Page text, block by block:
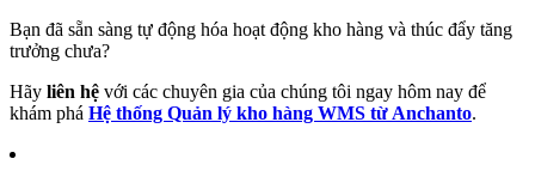
Bạn đã sẵn sàng tự động hóa hoạt động kho hàng và thúc đẩy tăng
trưởng chưa?
Hãy liên hệ với các chuyên gia của chúng tôi ngay hôm nay để
khám phá Hệ thống Quản lý kho hàng WMS từ Anchanto.